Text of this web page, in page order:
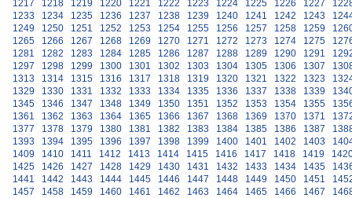
1217
1218 1219 1220 1221 1222 1223 1224 1225 1226 1227
1233
1234 1235 1236 1237 1238 1239 1240 1241 1242 1243
1249
1250 1251 1252 1253 1254 1255 1256 1257 1258 1259
1265
1266 1267 1268 1269 1270 1271 1272 1273 1274 1275
1281
1282 1283 1284 1285 1286 1287 1288 1289 1290 1291
1297
1298 1299 1300 1301 1302 1303 1304 1305 1306 1307
1313
1314 1315 1316 1317 1318 1319 1320 1321 1322 1323
1329
1330 1331 1332 1333 1334 1335 1336 1337 1338 1339
1345
1346 1347 1348 1349 1350 1351 1352 1353 1354 1355
1361
1362 1363 1364 1365 1366 1367 1368 1369 1370 1371
1377
1378 1379 1380 1381 1382 1383 1384 1385 1386 1387
1393
1394 1395 1396 1397 1398 1399 1400 1401 1402 1403
1409
1410 1411 1412 1413 1414 1415 1416 1417 1418 1419
1425
1426 1427 1428 1429 1430 1431 1432 1433 1434 1435
1441
1442 1443 1444 1445 1446 1447 1448 1449 1450 1451
1457
1458 1459 1460 1461 1462 1463 1464 1465 1466 1467